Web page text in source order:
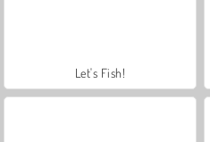
Let's Fish!